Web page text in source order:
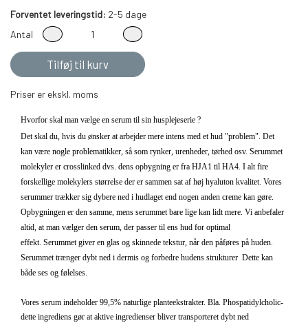
Velegnet til alle hudtyper, der ønsker at bringe fugt og polstring til huden.
Aqua(Vand), natriumhyaluronat, hydrolyseret hyaluronsyre, biosaccharidgummi-1,
Phenoxyethanol, benzoesyre, dehydroeddikesyre
Forventet leveringstid: 2-5 dage
Antal
Tilføj til kurv
Priser er ekskl. moms
Hvorfor skal man vælge en serum til sin husplejeserie ?
Det skal du, hvis du ønsker at arbejder mere intens med et hud "problem". Det
kan være nogle problematikker, så som rynker, urenheder, tørhed osv. Serummet
molekyler er crosslinked dvs. dens opbygning er fra HJA1 til HA4. I alt fire
forskellige molekylers størrelse der er sammen sat af høj hyaluton kvalitet. Vores
serummer trækker sig dybere ned i hudlaget end nogen anden creme kan gøre.
Opbygningen er den samme, mens serummet bare lige kan lidt mere. Vi anbefaler
altid, at man vælger den serum, der passer til ens hud for optimal
effekt. Serummet giver en glas og skinnede tekstur, når den påføres på huden.
Serummet trænger dybt ned i dermis og forbedre hudens strukturer Dette kan
både ses og følelses.
Vores serum indeholder 99,5% naturlige planteekstrakter. Bla. Phospatidylcholic-
dette ingrediens gør at aktive ingredienser bliver transporteret dybt ned